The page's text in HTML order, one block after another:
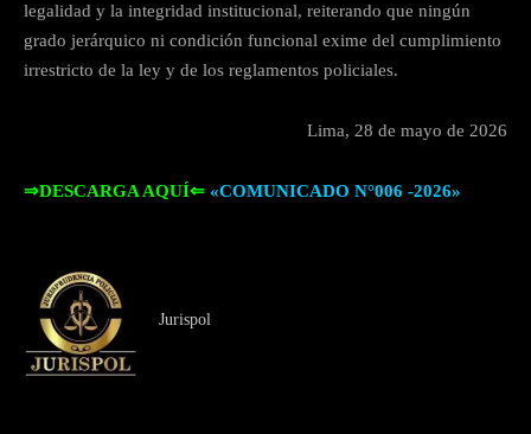
legalidad y la integridad institucional, reiterando que ningún
grado jerárquico ni condición funcional exime del cumplimiento
irrestricto de la ley y de los reglamentos policiales.
Lima, 28 de mayo de 2026
⇒DESCARGA AQUÍ⇐ «COMUNICADO N°006 -2026»
Jurispol